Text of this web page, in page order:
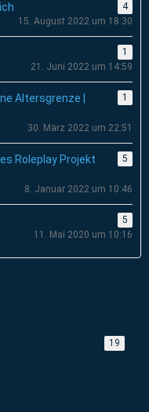
4
15. August 2022 um 18:30
1
21. Juni 2022 um 14:59
Altersgrenze |
1
30. März 2022 um 22:51
Roleplay Projekt
5
8. Januar 2022 um 10:46
5
11. Mai 2020 um 10:16
19